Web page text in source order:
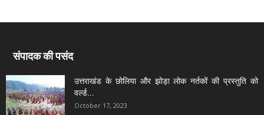
संपादक की पसंद
उत्तराखंड के छोलिया और झोड़ा लोक नर्तकों की प्रस्तुति को
वर्ल्ड...
October 17, 2023